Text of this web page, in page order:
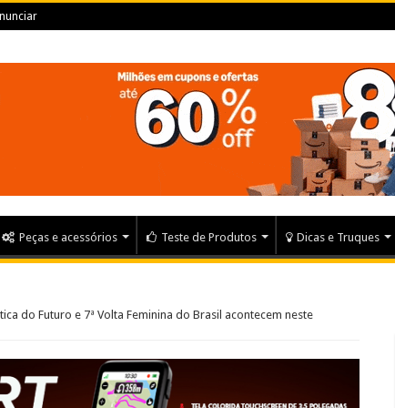
Peças e acessórios Teste de Produtos Dicas e Truques
do Futuro e 7ª Volta Feminina do Brasil acontecem neste